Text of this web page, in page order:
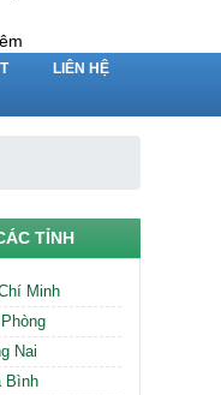
LIÊN HỆ
TỈNH
Minh
Nai
Bình